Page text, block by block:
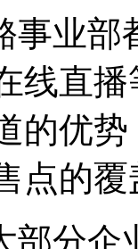
事业部
线直
的优
点的覆
部分